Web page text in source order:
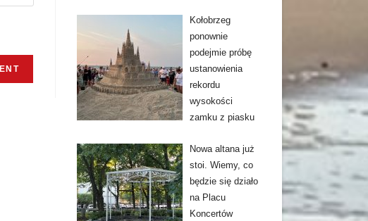
Kołobrzeg
ponownie
podejmie próbę
ustanowienia
rekordu
wysokości
zamku z piasku
Nowa altana już
stoi. Wiemy, co
będzie się działo
na Placu
Koncertów